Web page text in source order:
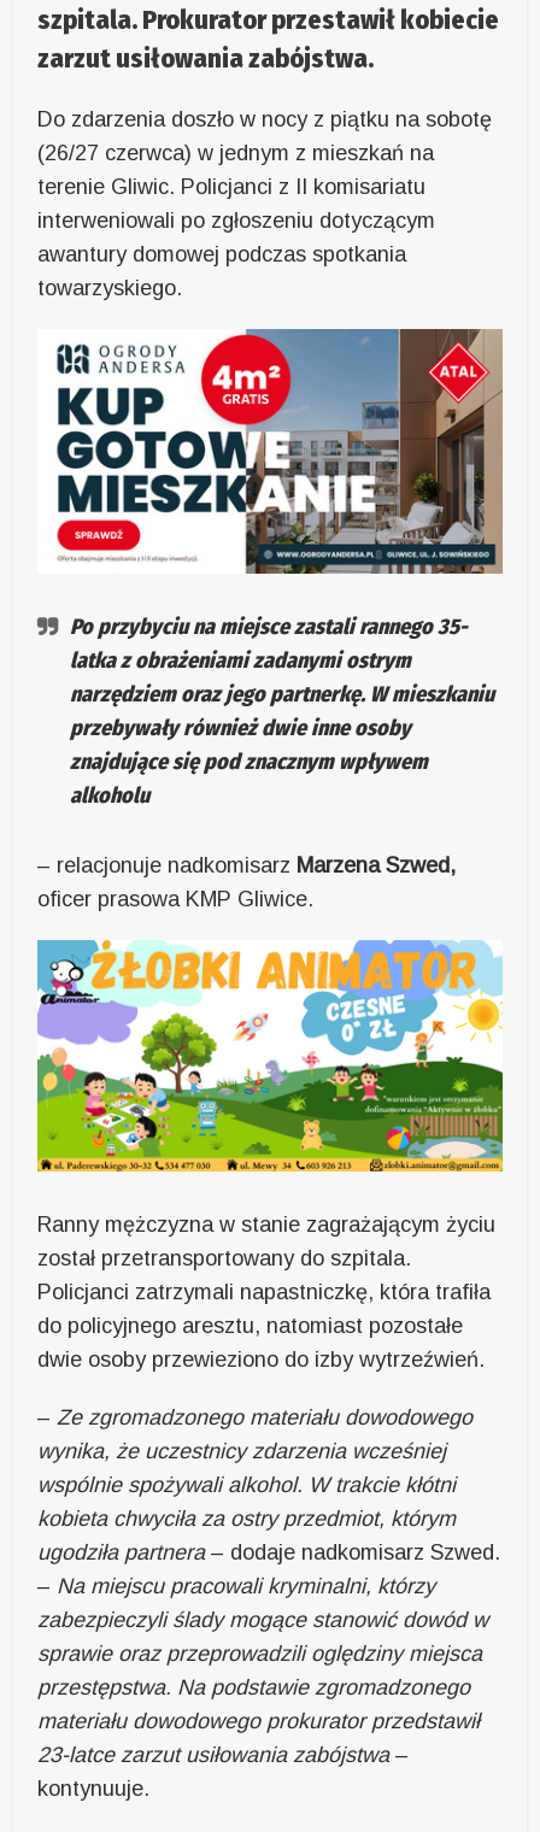
szpitala. Prokurator przestawił kobiecie
zarzut usiłowania zabójstwa.
Do zdarzenia doszło w nocy z piątku na sobotę
(26/27 czerwca) w jednym z mieszkań na
terenie Gliwic. Policjanci z II komisariatu
interweniowali po zgłoszeniu dotyczącym
awantury domowej podczas spotkania
towarzyskiego.
Po przybyciu na miejsce zastali rannego 35-
latka z obrażeniami zadanymi ostrym
narzędziem oraz jego partnerkę. W mieszkaniu
przebywały również dwie inne osoby
znajdujące się pod znacznym wpływem
alkoholu
– relacjonuje nadkomisarz Marzena Szwed,
oficer prasowa KMP Gliwice.
Ranny mężczyzna w stanie zagrażającym życiu
został przetransportowany do szpitala.
Policjanci zatrzymali napastniczkę, która trafiła
do policyjnego aresztu, natomiast pozostałe
dwie osoby przewieziono do izby wytrzeźwień.
–Ze zgromadzonego materiału dowodowego
wynika, że uczestnicy zdarzenia wcześniej
wspólnie spożywali alkohol. W trakcie kłótni
kobieta chwyciła za ostry przedmiot, którym
ugodziła partnera– dodaje nadkomisarz Szwed.
– Na miejscu pracowali kryminalni, którzy
zabezpieczyli ślady mogące stanowić dowód w
sprawie oraz przeprowadzili oględziny miejsca
przestępstwa. Na podstawie zgromadzonego
materiału dowodowego prokurator przedstawił
23-latce zarzut usiłowania zabójstwa–
kontynuuje.